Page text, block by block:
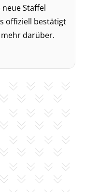
Staffel
offiziell bestätigt
darüber.